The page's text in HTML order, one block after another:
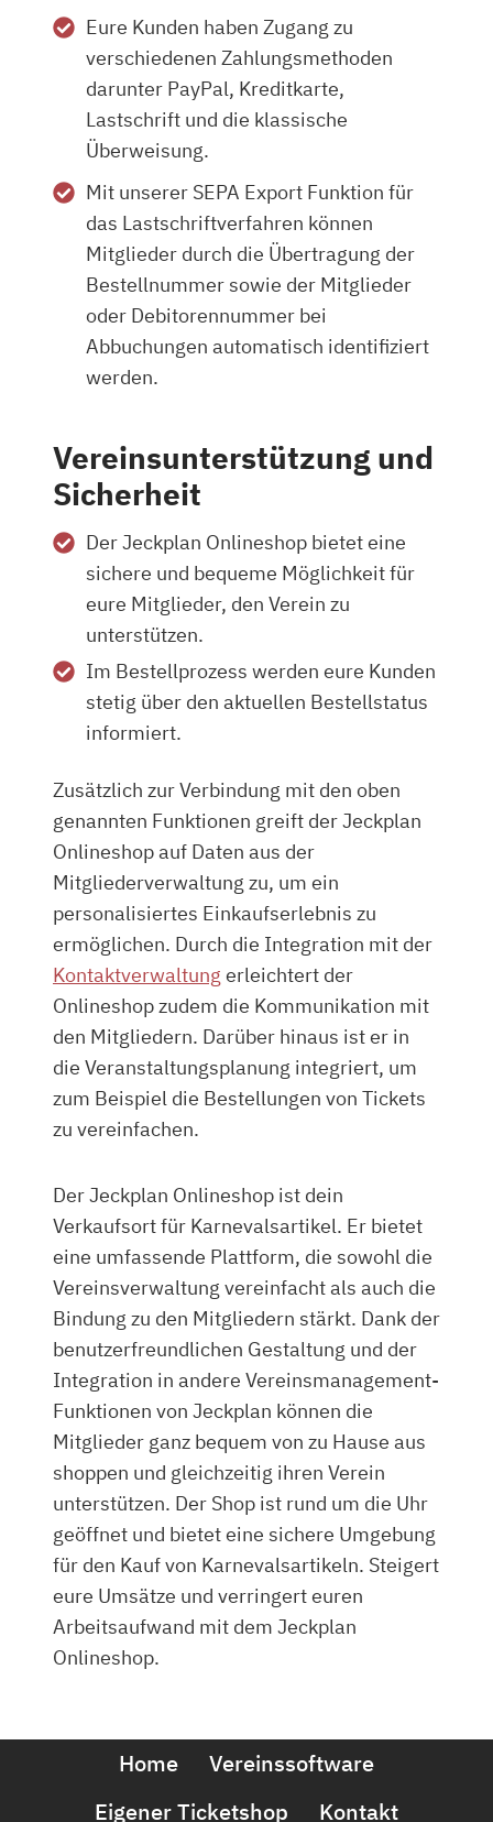
Eure Kunden haben Zugang zu
verschiedenen Zahlungsmethoden
darunter PayPal, Kreditkarte,
Lastschrift und die klassische
Überweisung.
Mit unserer SEPA Export Funktion für
das Lastschriftverfahren können
Mitglieder durch die Übertragung der
Bestellnummer sowie der Mitglieder
oder Debitorennummer bei
Abbuchungen automatisch identifiziert
werden.
Vereinsunterstützung und
Sicherheit
Der Jeckplan Onlineshop bietet eine
sichere und bequeme Möglichkeit für
eure Mitglieder, den Verein zu
unterstützen.
Im Bestellprozess werden eure Kunden
stetig über den aktuellen Bestellstatus
informiert.
Zusätzlich zur Verbindung mit den oben
genannten Funktionen greift der Jeckplan
Onlineshop auf Daten aus der
Mitgliederverwaltung zu, um ein
personalisiertes Einkaufserlebnis zu
ermöglichen. Durch die Integration mit der
Kontaktverwaltung erleichtert der
Onlineshop zudem die Kommunikation mit
den Mitgliedern. Darüber hinaus ist er in
die Veranstaltungsplanung integriert, um
zum Beispiel die Bestellungen von Tickets
zu vereinfachen.
Der Jeckplan Onlineshop ist dein
Verkaufsort für Karnevalsartikel. Er bietet
eine umfassende Plattform, die sowohl die
Vereinsverwaltung vereinfacht als auch die
Bindung zu den Mitgliedern stärkt. Dank der
benutzerfreundlichen Gestaltung und der
Integration in andere Vereinsmanagement-
Funktionen von Jeckplan können die
Mitglieder ganz bequem von zu Hause aus
shoppen und gleichzeitig ihren Verein
unterstützen. Der Shop ist rund um die Uhr
geöffnet und bietet eine sichere Umgebung
für den Kauf von Karnevalsartikeln. Steigert
eure Umsätze und verringert euren
Arbeitsaufwand mit dem Jeckplan
Onlineshop.
Home
Vereinssoftware
Eigener Ticketshop
Kontakt